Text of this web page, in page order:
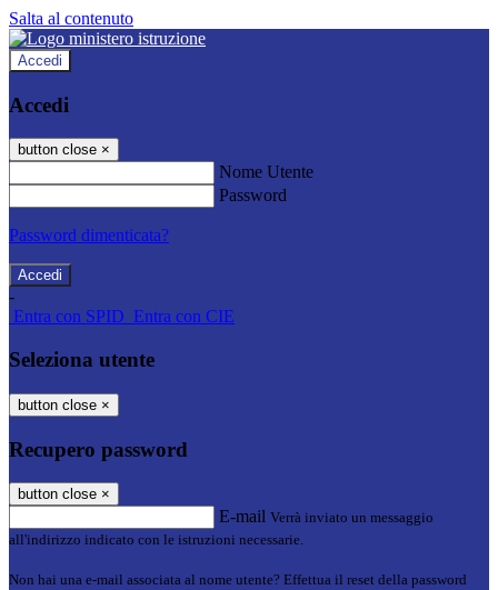
Salta al contenuto
Accedi
Accedi
button close ×
Nome Utente
Password
Password dimenticata?
-
Entra con SPID Entra con CIE
Seleziona utente
button close ×
Recupero password
button close ×
E-mail Verrà inviato un messaggio
all'indirizzo indicato con le istruzioni necessarie.
Non hai una e-mail associata al nome utente? Effettua il reset della password